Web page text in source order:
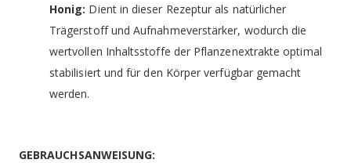
Honig: Dient in dieser Rezeptur als natürlicher
Trägerstoff und Aufnahmeverstärker, wodurch die
wertvollen Inhaltsstoffe der Pflanzenextrakte optimal
stabilisiert und für den Körper verfügbar gemacht
werden.
GEBRAUCHSANWEISUNG: